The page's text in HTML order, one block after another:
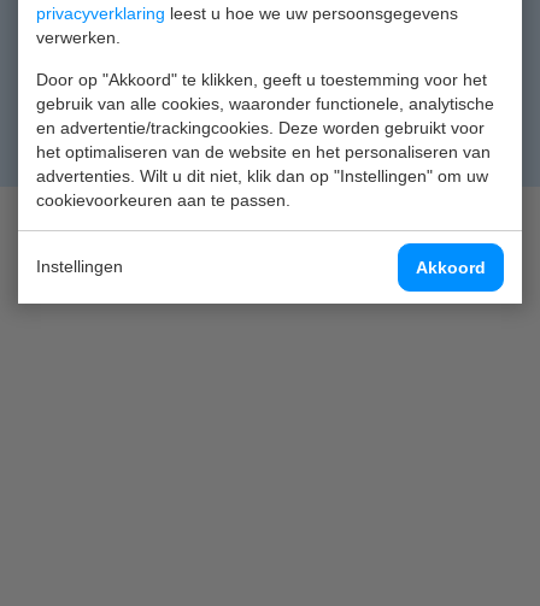
privacyverklaring leest u hoe we uw persoonsgegevens
verwerken.
Door op "Akkoord" te klikken, geeft u toestemming voor het
gebruik van alle cookies, waaronder functionele, analytische
en advertentie/trackingcookies. Deze worden gebruikt voor
het optimaliseren van de website en het personaliseren van
advertenties. Wilt u dit niet, klik dan op "Instellingen" om uw
cookievoorkeuren aan te passen.
Instellingen Akkoord